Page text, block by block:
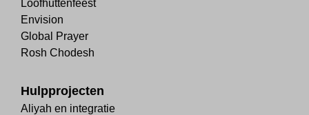
Loofhuttenfeest
Envision
Global Prayer
Rosh Chodesh
Hulpprojecten
Aliyah en integratie